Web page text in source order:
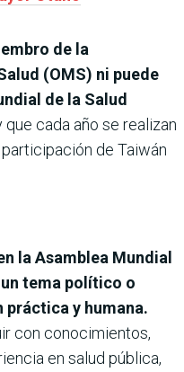
de la
(OMS) ni puede
de la Salud
que cada año se realizan
de Taiwán
la Asamblea Mundial
tema político o
y humana.
con conocimientos,
en salud pública,